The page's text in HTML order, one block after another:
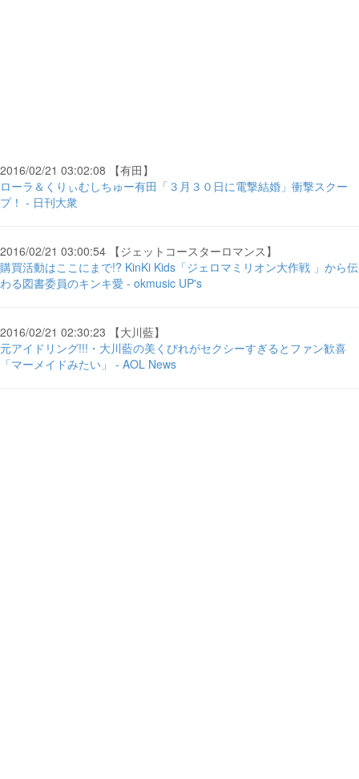
2016/02/21 03:02:08 【有田】
ローラ＆くりぃむしちゅー有田「３月３０日に電撃結婚」衝撃スクー
プ！ - 日刊大衆
2016/02/21 03:00:54 【ジェットコースターロマンス】
購買活動はここにまで!? KinKi Kids「ジェロマミリオン大作戦 」から伝
わる図書委員のキンキ愛 - okmusic UP's
2016/02/21 02:30:23 【大川藍】
元アイドリング!!!・大川藍の美くびれがセクシーすぎるとファン歓喜
「マーメイドみたい」 - AOL News